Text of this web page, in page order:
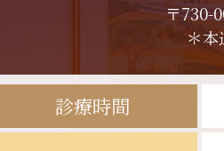
〒730-
＊
診療時間